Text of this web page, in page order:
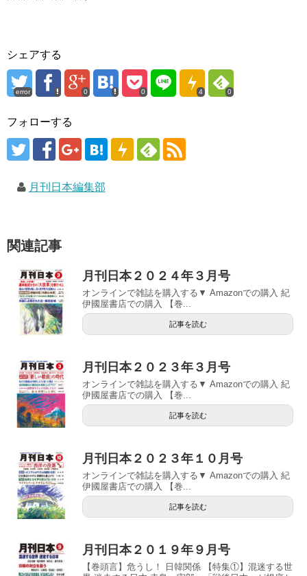
シェアする
error 0 0 4 0
フォローする
月刊日本編集部
関連記事
月刊日本２０２４年３月号
オンラインで雑誌を購入する▼ Amazonでの購入 紀
伊國屋書店での購入 【巻...
記事を読む
月刊日本２０２３年３月号
オンラインで雑誌を購入する▼ Amazonでの購入 紀
伊國屋書店での購入 【巻...
記事を読む
月刊日本２０２３年１０月号
オンラインで雑誌を購入する▼ Amazonでの購入 紀
伊國屋書店での購入 【巻...
記事を読む
月刊日本２０１９年９月号
【巻頭言】危うし！ 日韓関係 【特集①】混迷する世